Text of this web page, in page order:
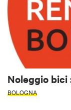
Noleggio bici
BOLOGNA